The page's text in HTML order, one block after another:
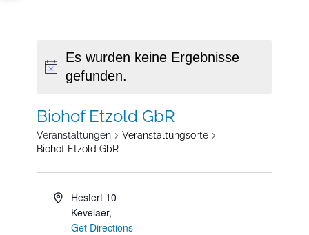
Es wurden keine Ergebnisse
gefunden.
Biohof Etzold GbR
Veranstaltungen
Veranstaltungsorte
Biohof Etzold GbR
Hestert 10
Kevelaer,
Get Directions